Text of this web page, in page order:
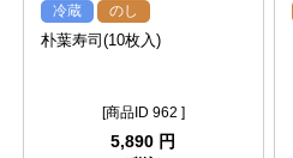
冷蔵 のし
朴葉寿司(10枚入)
[商品ID 962 ]
5,890 円